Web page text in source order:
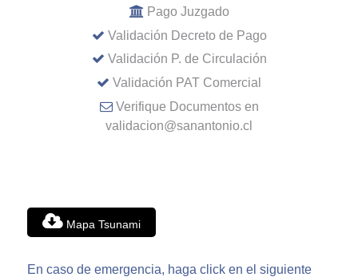
Pago Juzgado
Validación Decreto de Pago
Validación P. de Circulación
Validación PAT Comercial
Verifique Documentos en
validacion@sanantonio.cl
Mapa Tsunami
En caso de emergencia, haga click en el siguiente